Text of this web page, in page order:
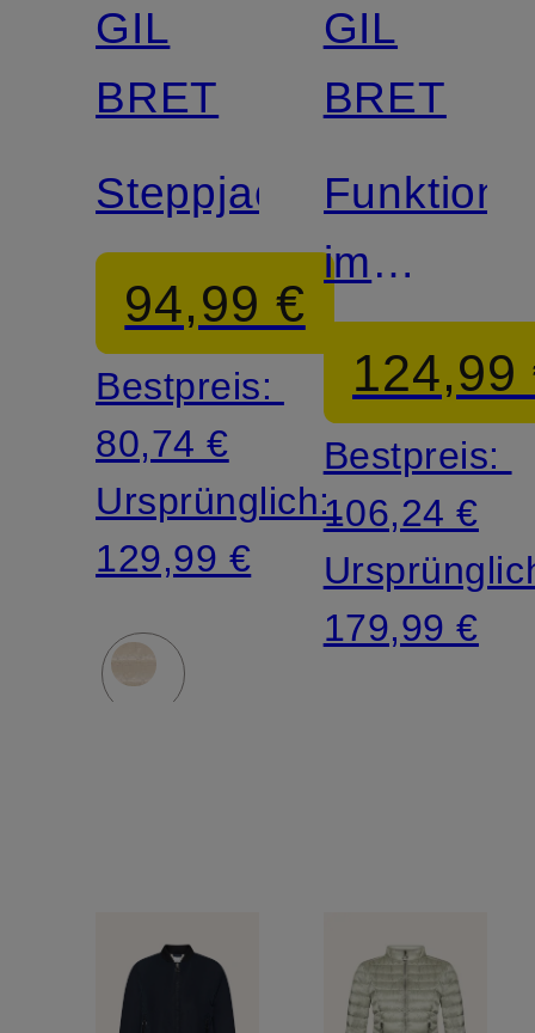
GIL
BRET
Steppjacke
94,99 €
Bestpreis:
80,74 €
Ursprünglich:
129,99 €
GIL
BRET
im
124,99
Bestpreis:
106,24 €
179,99 €